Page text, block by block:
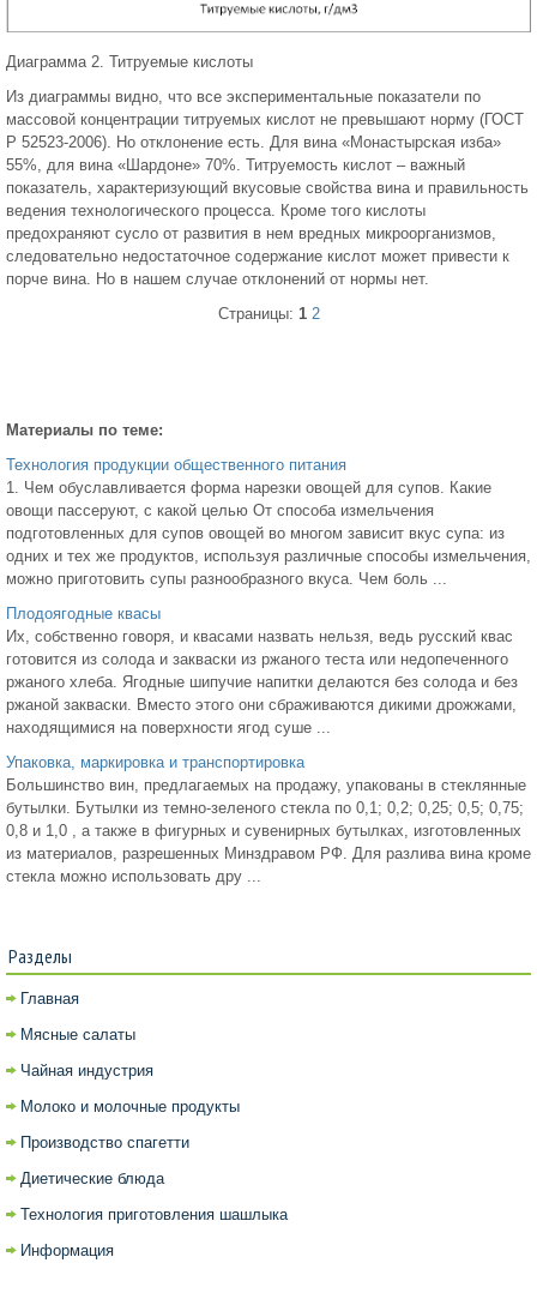
Диаграмма 2. Титруемые кислоты
Из диаграммы видно, что все экспериментальные показатели по
массовой концентрации титруемых кислот не превышают норму (ГОСТ
Р 52523-2006). Но отклонение есть. Для вина «Монастырская изба»
55%, для вина «Шардоне» 70%. Титруемость кислот – важный
показатель, характеризующий вкусовые свойства вина и правильность
ведения технологического процесса. Кроме того кислоты
предохраняют сусло от развития в нем вредных микроорганизмов,
следовательно недостаточное содержание кислот может привести к
порче вина. Но в нашем случае отклонений от нормы нет.
Страницы: 1 2
Материалы по теме:
Технология продукции общественного питания
1. Чем обуславливается форма нарезки овощей для супов. Какие
овощи пассеруют, с какой целью От способа измельчения
подготовленных для супов овощей во многом зависит вкус супа: из
одних и тех же продуктов, используя различные способы измельчения,
можно приготовить супы разнообразного вкуса. Чем боль ...
Плодоягодные квасы
Их, собственно говоря, и квасами назвать нельзя, ведь русский квас
готовится из солода и закваски из ржаного теста или недопеченного
ржаного хлеба. Ягодные шипучие напитки делаются без солода и без
ржаной закваски. Вместо этого они сбраживаются дикими дрожжами,
находящимися на поверхности ягод суше ...
Упаковка, маркировка и транспортировка
Большинство вин, предлагаемых на продажу, упакованы в стеклянные
бутылки. Бутылки из темно-зеленого стекла по 0,1; 0,2; 0,25; 0,5; 0,75;
0,8 и 1,0 , а также в фигурных и сувенирных бутылках, изготовленных
из материалов, разрешенных Минздравом РФ. Для разлива вина кроме
стекла можно использовать дру ...
Разделы
Главная
Мясные салаты
Чайная индустрия
Молоко и молочные продукты
Производство спагетти
Диетические блюда
Технология приготовления шашлыка
Информация